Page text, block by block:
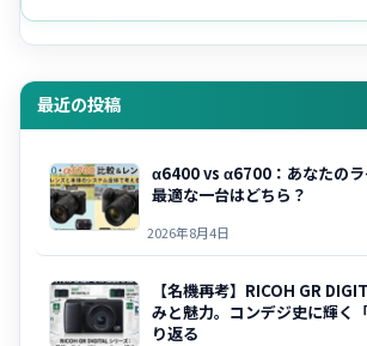
最近の投稿
α6400 vs α6700：あなたの
最適な一台はどちら？
2026年8月4日
【名機再考】RICOH GR
みと魅力。コンデジ史に輝く
り返る